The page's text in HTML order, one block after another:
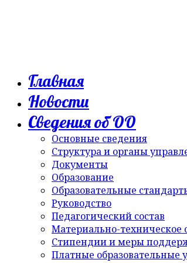
Главная
Новости
Сведения об ОО
Основные сведения
Структура и органы
Документы
Образование
Образовательные
Руководство
Педагогический состав
Материально-техническое
Стипендии и меры
Платные образовательные